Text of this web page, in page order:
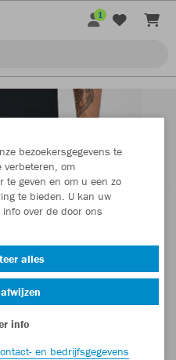
1
bezoekersgegevens te
verbeteren, om
te geven en om u een zo
te bieden. U kan uw
over de door ons
alles
info
en bedrijfsgegevens